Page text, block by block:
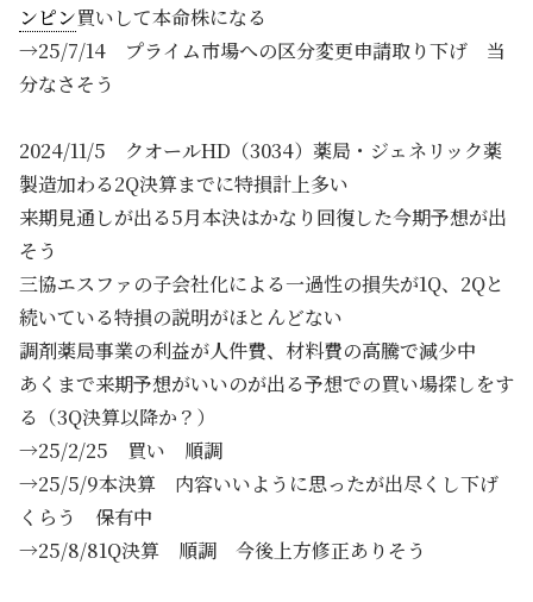
ンピン買いして本命株になる
→25/7/14 プライム市場への区分変更申請取り下げ 当
分なさそう
2024/11/5 クオールHD（3034）薬局・ジェネリック薬
製造加わる2Q決算までに特損計上多い
来期見通しが出る5月本決はかなり回復した今期予想が出
そう
三協エスファの子会社化による一過性の損失が1Q、2Qと
続いている特損の説明がほとんどない
調剤薬局事業の利益が人件費、材料費の高騰で減少中
あくまで来期予想がいいのが出る予想での買い場探しをす
る（3Q決算以降か？）
→25/2/25 買い 順調
→25/5/9本決算 内容いいように思ったが出尽くし下げ
くらう 保有中
→25/8/81Q決算 順調 今後上方修正ありそう